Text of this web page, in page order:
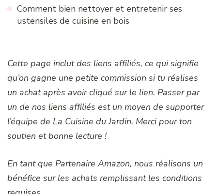
Comment bien nettoyer et entretenir ses
ustensiles de cuisine en bois
Cette page inclut des liens affiliés, ce qui signifie
qu’on gagne une petite commission si tu réalises
un achat après avoir cliqué sur le lien. Passer par
un de nos liens affiliés est un moyen de supporter
l’équipe de La Cuisine du Jardin. Merci pour ton
soutien et bonne lecture !
En tant que Partenaire Amazon, nous réalisons un
bénéfice sur les achats remplissant les conditions